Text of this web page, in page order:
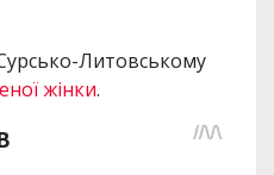
Литовському
жінки.